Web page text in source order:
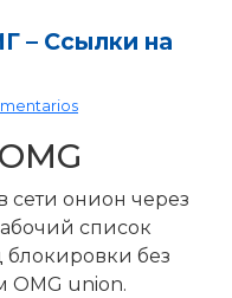
– Ссылки на
онион через
список
блокировки без
OMG union.